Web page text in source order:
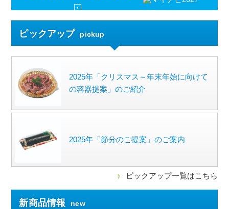
ピックアップ pickup
2025年「クリスマス～年末年始に向けて
の容器提案」のご紹介
2025年「節分のご提案」のご案内
ピックアップ一覧はこちら
新商品情報 new